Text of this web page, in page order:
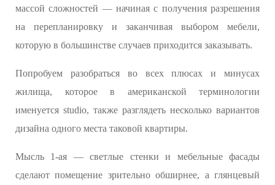
массой сложностей — начиная с получения разрешения
на перепланировку и заканчивая выбором мебели,
которую в большинстве случаев приходится заказывать.
Попробуем разобраться во всех плюсах и минусах
жилища, которое в американской терминологии
именуется studio, также разглядеть несколько вариантов
дизайна одного места таковой квартиры.
Мысль 1-ая — светлые стенки и мебельные фасады
сделают помещение зрительно обширнее, а глянцевый